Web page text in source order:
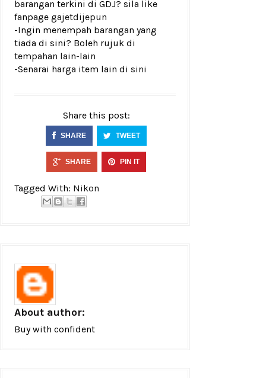
barangan terkini di GDJ? sila like
fanpage gajetdijepun
-Ingin menempah barangan yang
tiada di sini? Boleh rujuk di
tempahan lain-lain
-Senarai harga item lain di sini
Share this post:
SHARE TWEET
SHARE PIN IT
Tagged With: Nikon
About author:
Buy with confident